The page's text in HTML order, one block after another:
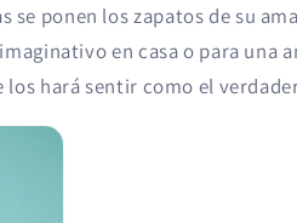
ponen los zapatos de su
en casa o para una
hará sentir como el